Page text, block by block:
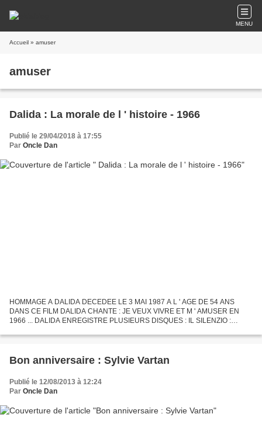
MENU
Accueil » amuser
amuser
Dalida : La morale de l ' histoire - 1966
Publié le 29/04/2018 à 17:55
Par Oncle Dan
HOMMAGE A DALIDA DECEDEE LE 3 MAI 1987 A L ' AGE DE 54 ANS
DANS CE FILM DALIDA CHANTE : JE VEUX VIVRE ET M ' AMUSER EN
1966 ... DALIDA ENREGISTRE PLUSIEURS DISQUES : IL SILENZIO :
PENSIAMOCI OGNI...
Bon anniversaire : Sylvie Vartan
Publié le 12/08/2013 à 12:24
Par Oncle Dan